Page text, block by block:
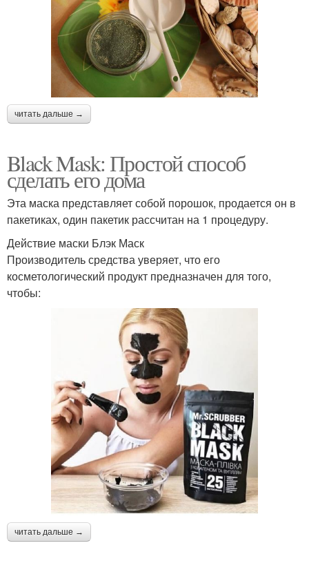
читать дальше →
Black Mask: Простой способ
сделать его дома
Эта маска представляет собой порошок, продается он в
пакетиках, один пакетик рассчитан на 1 процедуру.
Действие маски Блэк Маск
Производитель средства уверяет, что его
косметологический продукт предназначен для того,
чтобы:
читать дальше →